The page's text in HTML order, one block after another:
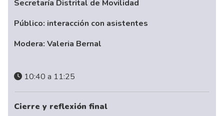
Secretaría Distrital de Movilidad
Público: interacción con asistentes
Modera: Valeria Bernal
10:40 a 11:25
Cierre y reflexión final